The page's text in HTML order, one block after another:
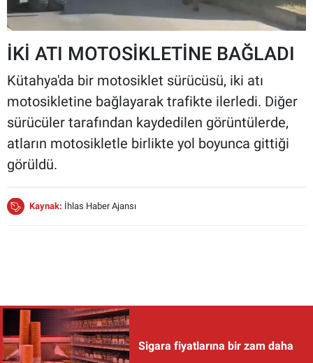
İKİ ATI MOTOSİKLETİNE BAĞLADI
Kütahya'da bir motosiklet sürücüsü, iki atı
motosikletine bağlayarak trafikte ilerledi. Diğer
sürücüler tarafından kaydedilen görüntülerde,
atların motosikletle birlikte yol boyunca gittiği
görüldü.
Kaynak: İhlas Haber Ajansı
Sigara fiyatlarına bir zam daha